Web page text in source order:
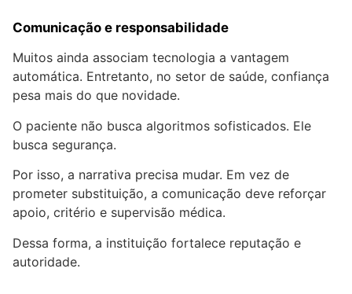
Comunicação e responsabilidade
Muitos ainda associam tecnologia a vantagem
automática. Entretanto, no setor de saúde, confiança
pesa mais do que novidade.
O paciente não busca algoritmos sofisticados. Ele
busca segurança.
Por isso, a narrativa precisa mudar. Em vez de
prometer substituição, a comunicação deve reforçar
apoio, critério e supervisão médica.
Dessa forma, a instituição fortalece reputação e
autoridade.